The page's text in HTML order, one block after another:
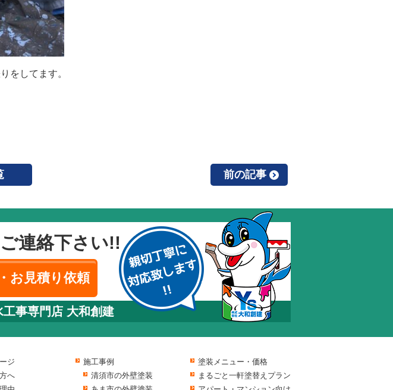
をしてます。
前の記事
連絡下さい!!
お見積り依頼
事専門店 大和創建
ジ
へ
施工事例
清須市の外壁塗装
塗装メニュー・価格
まるごと一軒塗替えプラン